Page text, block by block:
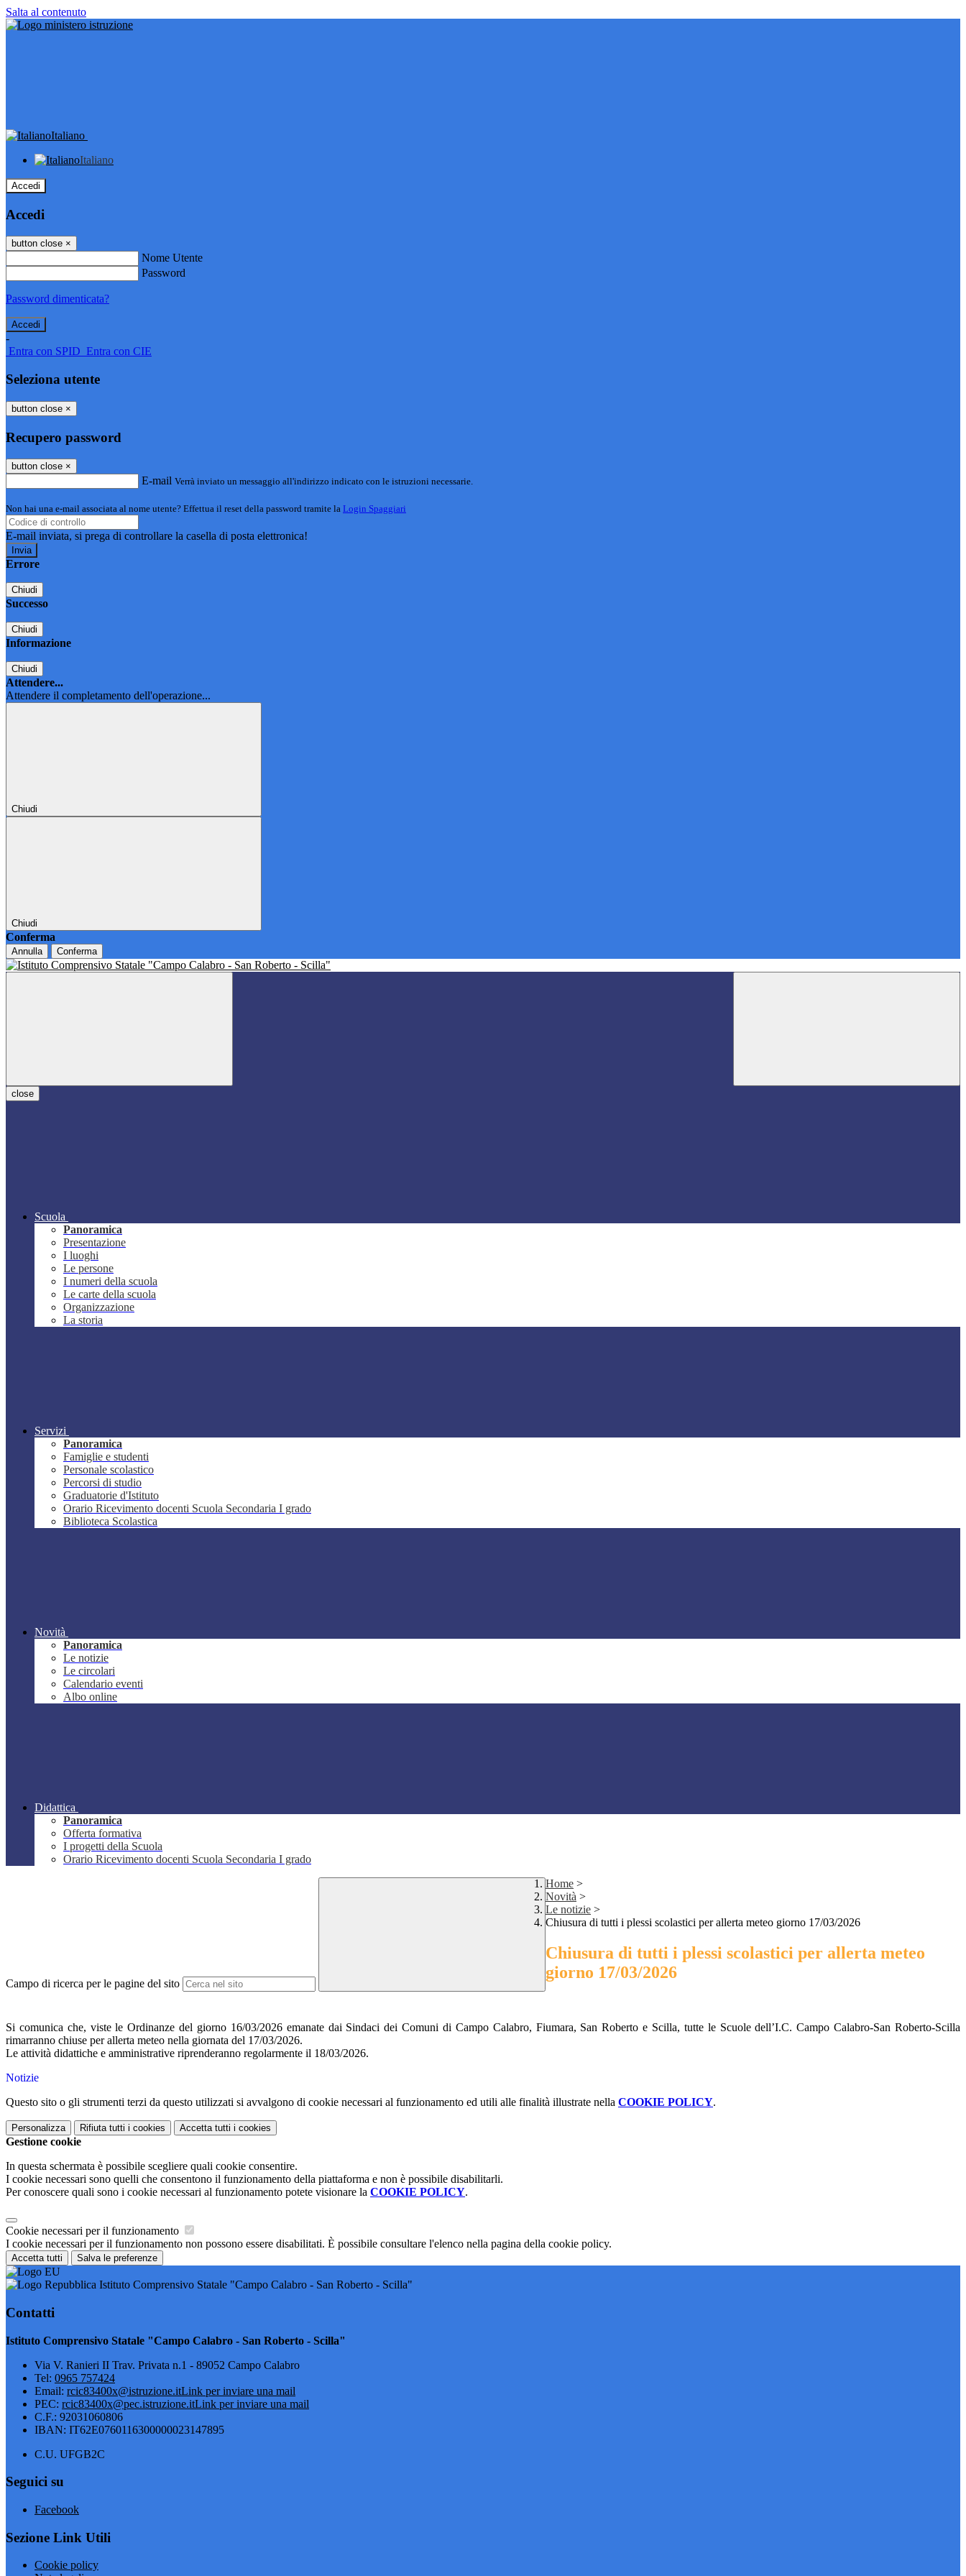
Salta al contenuto
Italiano
Italiano
Accedi
Accedi
button close ×
Nome Utente
Password
Password dimenticata?
-
Entra con SPID Entra con CIE
Seleziona utente
button close ×
Recupero password
button close ×
E-mail Verrà inviato un messaggio all'indirizzo indicato con le istruzioni necessarie.
Non hai una e-mail associata al nome utente? Effettua il reset della password tramite la Login Spaggiari
E-mail inviata, si prega di controllare la casella di posta elettronica!
Errore
Chiudi
Successo
Chiudi
Informazione
Chiudi
Attendere...
Attendere il completamento dell'operazione...
Chiudi
Chiudi
Conferma
Annulla Conferma
close
Scuola
Panoramica
Presentazione
I luoghi
Le persone
I numeri della scuola
Le carte della scuola
Organizzazione
La storia
Servizi
Panoramica
Famiglie e studenti
Personale scolastico
Percorsi di studio
Graduatorie d'Istituto
Orario Ricevimento docenti Scuola Secondaria I grado
Biblioteca Scolastica
Novità
Panoramica
Le notizie
Le circolari
Calendario eventi
Albo online
Didattica
Panoramica
Offerta formativa
I progetti della Scuola
Orario Ricevimento docenti Scuola Secondaria I grado
Campo di ricerca per le pagine del sito
Home >
Novità >
Le notizie >
Chiusura di tutti i plessi scolastici per allerta meteo giorno 17/03/2026
Chiusura di tutti i plessi scolastici per allerta meteo
giorno 17/03/2026
Si comunica che, viste le Ordinanze del giorno 16/03/2026 emanate dai Sindaci dei Comuni di Campo Calabro, Fiumara, San Roberto e Scilla, tutte le Scuole dell’I.C. Campo Calabro-San Roberto-Scilla
rimarranno chiuse per allerta meteo nella giornata del 17/03/2026.
Le attività didattiche e amministrative riprenderanno regolarmente il 18/03/2026.
Notizie
Questo sito o gli strumenti terzi da questo utilizzati si avvalgono di cookie necessari al funzionamento ed utili alle finalità illustrate nella COOKIE POLICY.
Personalizza Rifiuta tutti i cookies Accetta tutti i cookies
Gestione cookie
In questa schermata è possibile scegliere quali cookie consentire.
I cookie necessari sono quelli che consentono il funzionamento della piattaforma e non è possibile disabilitarli.
Per conoscere quali sono i cookie necessari al funzionamento potete visionare la COOKIE POLICY.
Cookie necessari per il funzionamento
I cookie necessari per il funzionamento non possono essere disabilitati. È possibile consultare l'elenco nella pagina della cookie policy.
Accetta tutti Salva le preferenze
Istituto Comprensivo Statale "Campo Calabro - San Roberto - Scilla"
Contatti
Istituto Comprensivo Statale "Campo Calabro - San Roberto - Scilla"
Via V. Ranieri II Trav. Privata n.1 - 89052 Campo Calabro
Tel: 0965 757424
Email: rcic83400x@istruzione.itLink per inviare una mail
PEC: rcic83400x@pec.istruzione.itLink per inviare una mail
C.F.: 92031060806
IBAN: IT62E0760116300000023147895
C.U. UFGB2C
Seguici su
Facebook
Sezione Link Utili
Cookie policy